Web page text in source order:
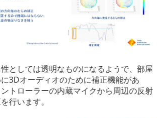
としては透明なものになるようで、部屋
3Dオーディオのために補正機能があ
トローラーの内蔵マイクから周辺の反射
行います。